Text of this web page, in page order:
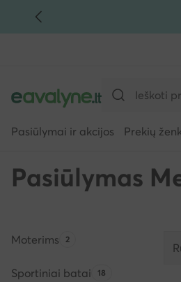
PEREITI PRIE PAGRINDINIO
Pasiūlymai ir akcijos Prekių
Pasiūlymas
Moterims Produktų skaičius:
2
Sportiniai batai Produktų skaičius:
18